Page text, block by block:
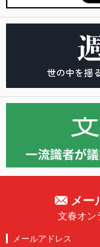
メー
文春オン
メールアドレス